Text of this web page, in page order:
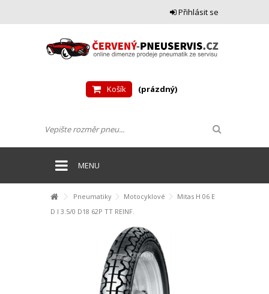
Přihlásit se
Košík (prázdný)
MENU
Pneumatiky Motocyklové
Mitas H 06 E
D I 3.5/0 D18 62P TT REINF.